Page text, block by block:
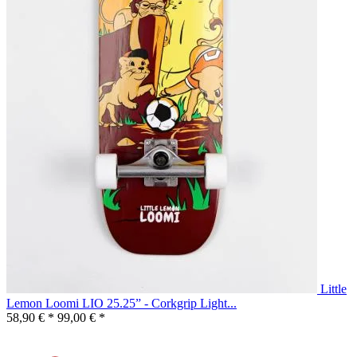
Little
Lemon Loomi LIO 25.25” - Corkgrip Light...
58,90 € * 99,00 € *